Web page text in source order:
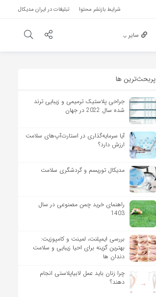
شرایط بازنشر محتوا تبلیغات در ایران مدیکال
سایر
پربحث‌‌ترین ها
جراحی پلاستیک ترمیمی و زیبایی ترند
شده سال 2022 در جهان
آیا سرمایه‌گذاری در استارت‌آپ‌های سلامت
ارزش دارد؟
مدیکال توریسم و گردشگری سلامت
راهنمای خرید چمن مصنوعی در سال
1403
بررسی ایمپلنت، لمینت و کامپوزیت:
بهترین گزینه برای احیا زیبایی و سلامت
دندان ها
چرا زنان باید عمل لابیاپلاستی انجام
دهند؟